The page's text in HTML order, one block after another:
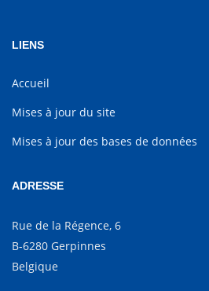
LIENS
Accueil
Mises à jour du site
Mises à jour des bases de données
ADRESSE
Rue de la Régence, 6
B-6280 Gerpinnes
Belgique